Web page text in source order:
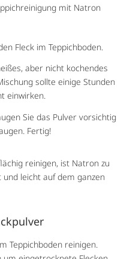
mit Natron
Fleck im Teppichboden.
aber nicht kochendes
sollte einige Stunden
einwirken.
Sie das Pulver vorsichtig
Fertig!
reinigen, ist Natron zu
leicht auf dem ganzen
Teppichboden reinigen.